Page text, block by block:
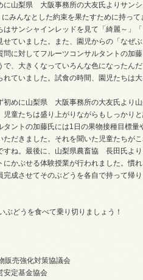
に山梨県 大阪事務所の大友氏よりサン
みんなとした約束を果たすために持って
サンシャインレッドを見て「綺麗～」
せていました。また、園児からの「なぜ
に対してフルーツコンサルタントの加
で、大きくなっていろんな色になったん
ていました。試食の時間、園児たちは
初めに山梨県 大阪事務所の大友氏より
童たちは盛り上がりながらもしっかり
タントの加藤氏には1日の果物接種目標量
ただきました。それを聞いた児童たちが
すね。最後に、山梨県農畜協 長田氏よ
にかぶせる体験授業が行われました。慣
成させてそのぶどうを各自で持って帰
ぶどうを食べて乗り切りましょう！
販売強化対策協議会
定基金協会